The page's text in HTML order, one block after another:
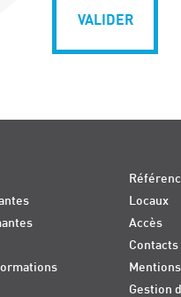
VALIDER
Locaux
Accès
Contacts
Gestion